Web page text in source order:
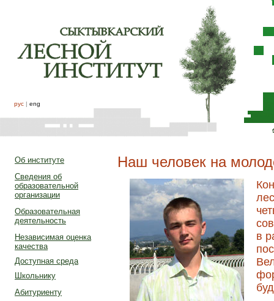
рус | eng
Об институте
Сведения об
образовательной
организации
Образовательная
деятельность
Независимая оценка
качества
Доступная среда
Школьнику
Абитуриенту
Наш человек на
в